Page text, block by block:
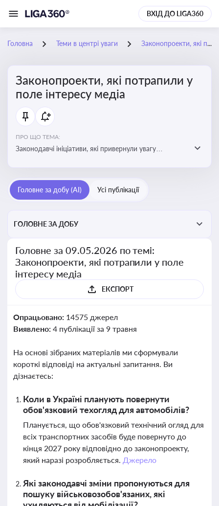
ВХІД ДО LIGA360
Головна Теми в центрі уваги Законопроекти, які потрапили у поле інтересу медіа
Законопроекти, які потрапили у
поле інтересу медіа
ПРО ЩО ТЕМА:
Законодавчі ініціативи, які привернули увагу
прийняття цих проектів пишуть в медіа. Які проекти
викликають найбільше критики
Головне за добу (AI) Усі публікації
ГОЛОВНЕ ЗА ДОБУ
Головне за 09.05.2026 по темі:
Законопроекти, які потрапили у поле
інтересу медіа
ЕКСПОРТ
Опрацьовано: 14575 джерел
Виявлено: 4 публікації за 9 травня
На основі зібраних матеріалів ми сформували
короткі відповіді на актуальні запитання. Ви
дізнаєтесь:
Коли в Україні планують повернути
обов'язковий техогляд для автомобілів?
Планується, що обов'язковий технічний огляд для
всіх транспортних засобів буде повернуто до
кінця 2027 року відповідно до законопроекту,
який наразі розробляється. Джерело
Які законодавчі зміни пропонуються для
пошуку військовозобов'язаних, які